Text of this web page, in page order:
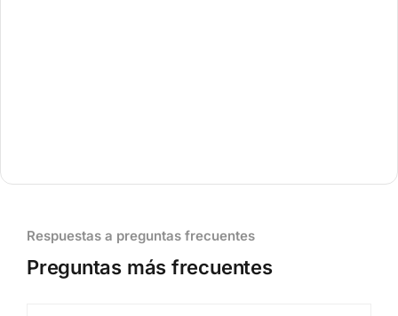
Respuestas a preguntas frecuentes
Preguntas más frecuentes